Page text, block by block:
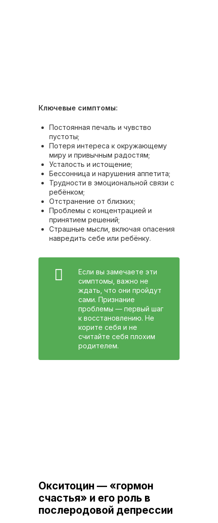
Ключевые симптомы:
Постоянная печаль и чувство
пустоты;
Потеря интереса к окружающему
миру и привычным радостям;
Усталость и истощение;
Бессонница и нарушения аппетита;
Трудности в эмоциональной связи с
ребёнком;
Отстранение от близких;
Проблемы с концентрацией и
принятием решений;
Страшные мысли, включая опасения
навредить себе или ребёнку.
Если вы замечаете эти
симптомы, важно не
ждать, что они пройдут
сами. Признание
проблемы — первый шаг
к восстановлению. Не
корите себя и не
считайте себя плохим
родителем.
Окситоцин — «гормон
счастья» и его роль в
послеродовой депрессии